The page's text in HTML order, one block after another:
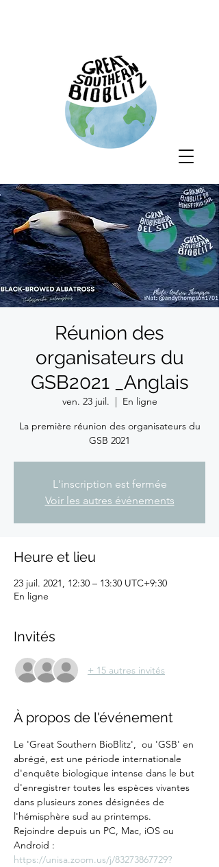
Réunion des
organisateurs du
GSB2021 _Anglais
ven. 23 juil.
  |
En ligne
La première réunion des organisateurs du
GSB 2021
L'inscription est fermée
Voir les autres événements
Heure et lieu
23 juil. 2021, 12:30 – 13:30 UTC+9:30
En ligne
Invités
+ 15 autres invités
À propos de l'événement
Le 'Great Southern BioBlitz',  ou 'GSB' en
abrégé, est une période internationale
d'enquête biologique intense dans le but
d'enregistrer toutes les espèces vivantes
dans plusieurs zones désignées de
l'hémisphère sud au printemps.
​Rejoindre depuis un PC, Mac, iOS ou
Android :
https://unisa.zoom.us/j/83273867729?